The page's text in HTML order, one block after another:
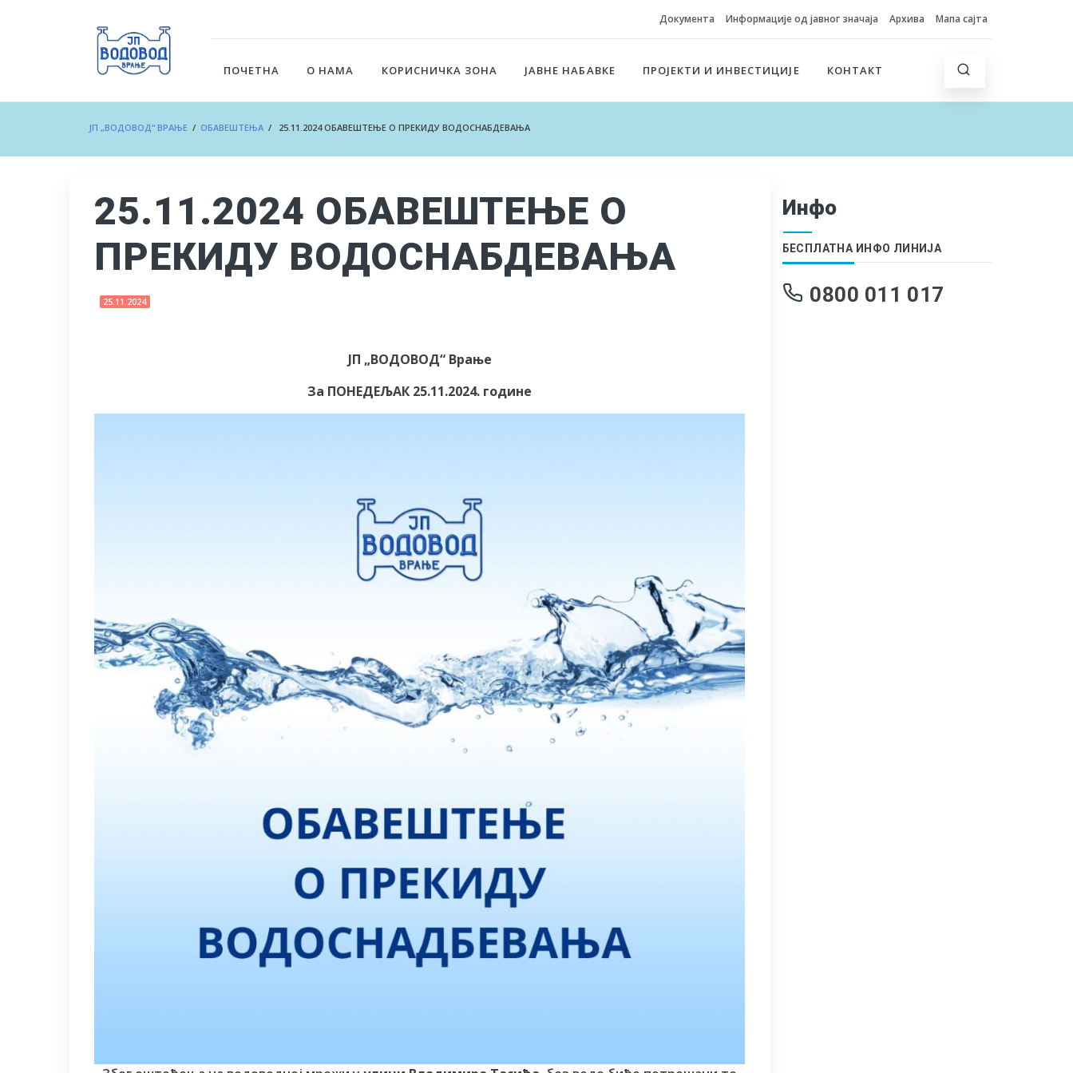
Документа Информације од јавног значаја Архива Мапа сајта
ПОЧЕТНА О НАМА КОРИСНИЧКА ЗОНА ЈАВНЕ НАБАВКЕ ПРОЈЕКТИ И ИНВЕСТИЦИЈЕ КОНТАКТ
ЈП „ВОДОВОД“ ВРАЊЕ / ОБАВЕШТЕЊА / 25.11.2024 ОБАВЕШТЕЊЕ О ПРЕКИДУ ВОДОСНАБДЕВАЊА
25.11.2024 ОБАВЕШТЕЊЕ О
ПРЕКИДУ ВОДОСНАБДЕВАЊА
25.11.2024
ЈП „ВОДОВОД“ Врање
За ПОНЕДЕЉАК 25.11.2024. године
Инфо
БЕСПЛАТНА ИНФО ЛИНИЈА
0800 011 017